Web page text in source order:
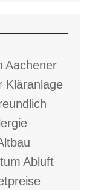
Aachener
Kläranlage
Abluft